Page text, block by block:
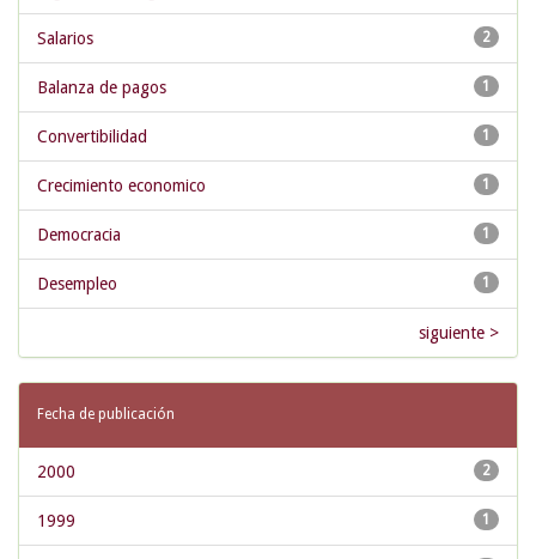
2
Salarios
1
Balanza de pagos
1
Convertibilidad
1
Crecimiento economico
1
Democracia
1
Desempleo
siguiente >
Fecha de publicación
2
2000
1
1999